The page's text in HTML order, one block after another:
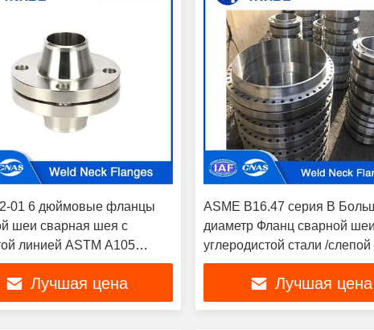
01 6 дюймовые фланцы
шеи сварная шея с
линией ASTM A105
сталь PN 10 для
Лучшая цена
ASME B16.47 серия B
диаметр Фланц сварной
углеродистой стали /
класса 150 для труб и
трубопроводовЛучшая цена